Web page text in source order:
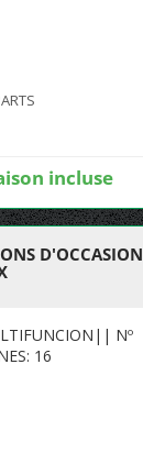
incluse
D'OCCASION
Nº
16